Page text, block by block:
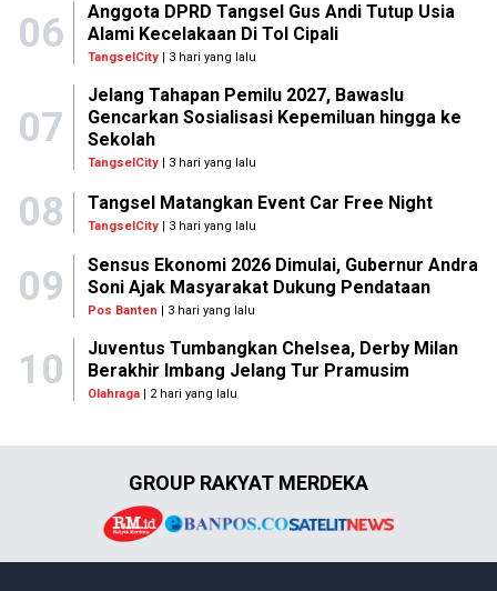
06
Anggota DPRD Tangsel Gus Andi Tutup Usia
Alami Kecelakaan Di Tol Cipali
TangselCity| 3 hari yang lalu
07
Jelang Tahapan Pemilu 2027, Bawaslu
Gencarkan Sosialisasi Kepemiluan hingga ke
Sekolah
TangselCity| 3 hari yang lalu
08 Tangsel Matangkan Event Car Free Night
TangselCity | 3 hari yang lalu
09
Sensus Ekonomi 2026 Dimulai, Gubernur Andra
Soni Ajak Masyarakat Dukung Pendataan
Pos Banten | 3 hari yang lalu
10
Juventus Tumbangkan Chelsea, Derby Milan
Berakhir Imbang Jelang Tur Pramusim
Olahraga| 2 hari yang lalu
GROUP RAKYAT MERDEKA